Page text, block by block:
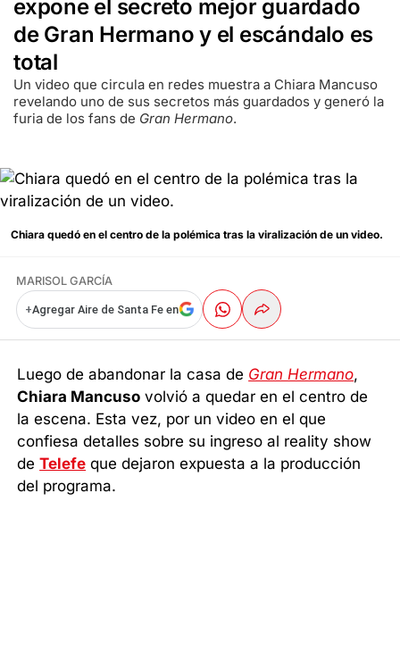
expone el secreto mejor guardado
de Gran Hermano y el escándalo es
total
Un video que circula en redes muestra a Chiara Mancuso
revelando uno de sus secretos más guardados y generó la
furia de los fans de Gran Hermano.
Chiara quedó en el centro de la polémica tras la viralización de un video.
MARISOL GARCÍA
+Agregar Aire de Santa Fe en
Luego de abandonar la casa de Gran Hermano,
Chiara Mancuso volvió a quedar en el centro de
la escena. Esta vez, por un video en el que
confiesa detalles sobre su ingreso al reality show
deTelefe que dejaron expuesta a la producción
del programa.